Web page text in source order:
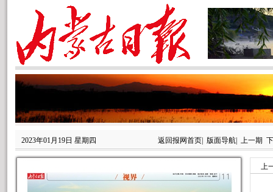
2023年01月19日 星期四 返回报网首页| 版面导航| 上一期
上